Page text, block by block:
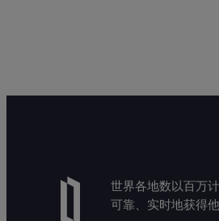
世界各地数以百万
可靠、实时地获得